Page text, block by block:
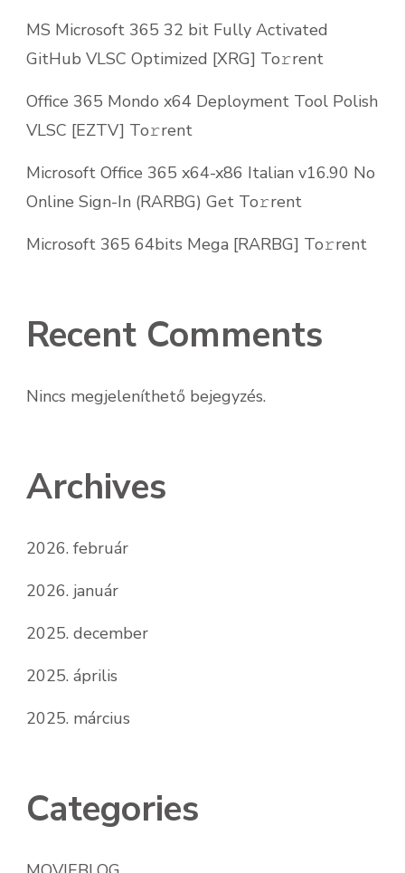
MS Microsoft 365 32 bit Fully Activated
GitHub VLSC Optimized [XRG] To𝚛rent
Office 365 Mondo x64 Deployment Tool Polish
VLSC [EZTV] To𝚛rent
Microsoft Office 365 x64-x86 Italian v16.90 No
Online Sign-In (RARBG) Get To𝚛rent
Microsoft 365 64bits Mega [RARBG] To𝚛rent
Recent Comments
Nincs megjeleníthető bejegyzés.
Archives
2026. február
2026. január
2025. december
2025. április
2025. március
Categories